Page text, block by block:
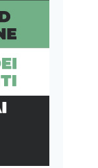
mettere
strumenti
il